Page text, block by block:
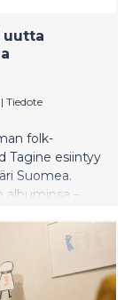
uutta
| Tiedote
folk-
Tagine esiintyy
Suomea.
albuminsa –
8.4.